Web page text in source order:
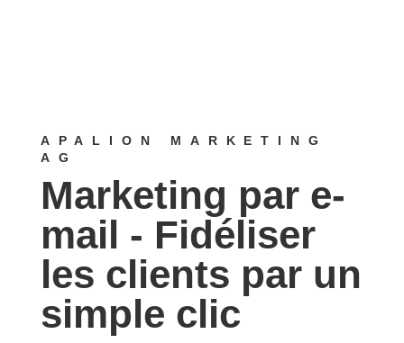
APALION MARKETING
AG
Marketing par e-
mail - Fidéliser
les clients par un
simple clic